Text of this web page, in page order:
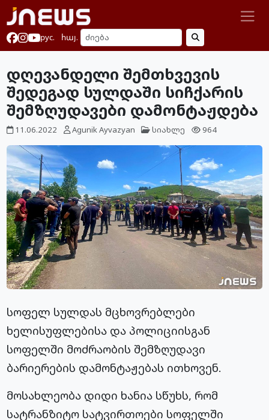
рус. հայ.
დღევანდელი შემთხვევის
შედეგად სულდაში სიჩქარის
შემზღუდავები დამონტაჟდება
11.06.2022 Agunik Ayvazyan სიახლე 964
სოფელ სულდას მცხოვრებლები
ხელისუფლებისა და პოლიციისგან
სოფელში მოძრაობის შემზღუდავი
ბარიერების დამონტაჟებას ითხოვენ.
მოსახლეობა დიდი ხანია სწუხს, რომ
სატრანზიტო სატვირთოები სოფელში